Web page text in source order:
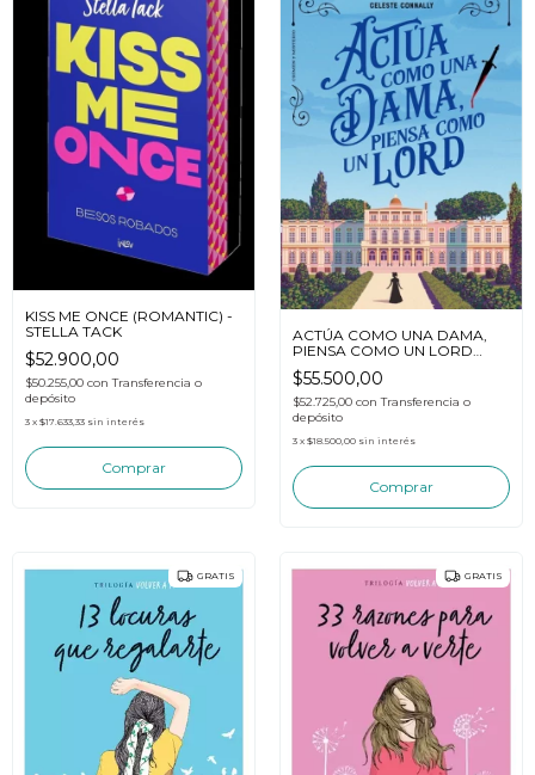
KISS ME ONCE (ROMANTIC) -
STELLA TACK
$52.900,00
$50.255,00 con Transferencia o
depósito
3 x $17.633,33 sin interés
ACTÚA COMO UNA DAMA,
PIENSA COMO UN LORD
(CRIMEN Y MISTERIO) -
CELESTE CONNALLY
$55.500,00
$52.725,00 con Transferencia o
depósito
3 x $18.500,00 sin interés
GRATIS GRATIS